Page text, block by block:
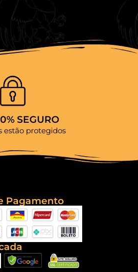
SEGURO
estão protegidos
Pagamento